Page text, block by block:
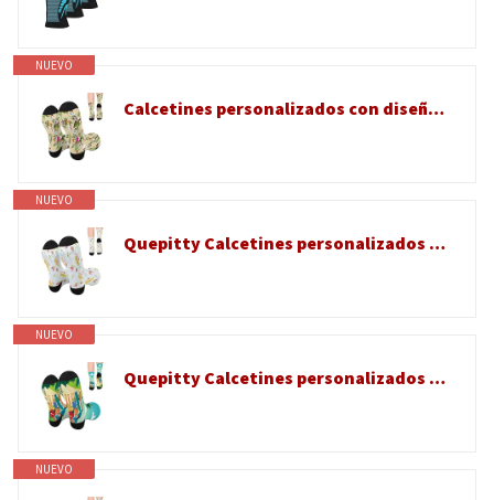
NUEVO
Calcetines personalizados con diseño de foto propia, calcetines personalizados para adultos, calcetines coloridos para hombres, regalos para él, hombres, marido, novio, Custom 1013, One Size
NUEVO
Quepitty Calcetines personalizados con foto de cara de mascota, calcetines personalizados con imagen, calcetines locos para hombres, Custom 869, One Size
NUEVO
Quepitty Calcetines personalizados con foto, calcetines personalizados con fotos de cara, texto, calcetines tontos personalizados para adultos, regalo ideal para parejas, amor romántico, Custom 862
NUEVO